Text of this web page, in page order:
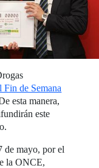
Fin de Semana
esta manera,
este
de mayo, por el
la ONCE,